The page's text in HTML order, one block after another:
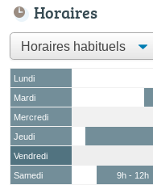
Horaires
Lundi
Mardi
Mercredi
Jeudi
Vendredi
Samedi
9h - 12h